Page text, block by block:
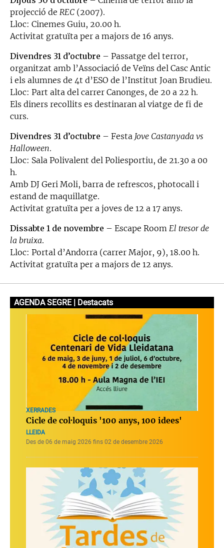
projecció de REC (2007).
Lloc: Cinemes Guiu, 20.00 h.
Activitat gratuïta per a majors de 16 anys.
Divendres 31 d’octubre – Passatge del terror,
organitzat amb l’Associació de Veïns del Casc Antic
i els alumnes de 4t d’ESO de l’Institut Joan Brudieu.
Lloc: Part alta del carrer Canonges, de 20 a 22 h.
Els diners recollits es destinaran al viatge de fi de
curs.
Divendres 31 d’octubre – Festa Jove Castanyada vs
Halloween.
Lloc: Sala Polivalent del Poliesportiu, de 21.30 a 00
h.
Amb DJ Geri Moli, barra de refrescos, photocall i
estand de maquillatge.
Activitat gratuïta per a joves de 12 a 17 anys.
Dissabte 1 de novembre – Escape Room El tresor de
la bruixa.
Lloc: Portal d’Andorra (carrer Major, 9), 18.00 h.
Activitat gratuïta per a majors de 12 anys.
AGENDA SEGRE | Destacats
XERRADES
Cicle de col·loquis '100 anys, 100 idees'
LLEIDA
Des de 06 de maig 2026 fins 02 de desembre 2026